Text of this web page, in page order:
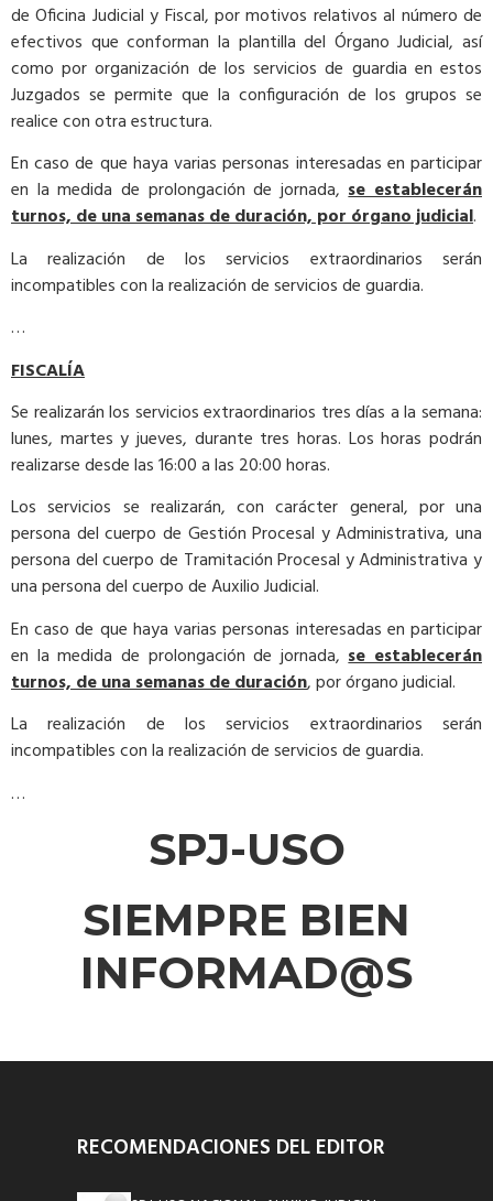
de Oficina Judicial y Fiscal, por motivos relativos al número de
efectivos que conforman la plantilla del Órgano Judicial, así
como por organización de los servicios de guardia en estos
Juzgados se permite que la configuración de los grupos se
realice con otra estructura.
En caso de que haya varias personas interesadas en participar
en la medida de prolongación de jornada,se establecerán
turnos, de una semanas de duración, por órgano judicial.
La realización de los servicios extraordinarios serán
incompatibles con la realización de servicios de guardia.
…
FISCALÍA
Se realizarán los servicios extraordinarios tres días a la semana:
lunes, martes y jueves, durante tres horas. Los horas podrán
realizarse desde las 16:00 a las 20:00 horas.
Los servicios se realizarán, con carácter general, por una
persona del cuerpo de Gestión Procesal y Administrativa, una
persona del cuerpo de Tramitación Procesal y Administrativa y
una persona del cuerpo de Auxilio Judicial.
En caso de que haya varias personas interesadas en participar
en la medida de prolongación de jornada,se establecerán
turnos, de una semanas de duración, por órgano judicial.
La realización de los servicios extraordinarios serán
incompatibles con la realización de servicios de guardia.
…
SPJ-USO
SIEMPRE BIEN
INFORMAD@S
RECOMENDACIONES DEL EDITOR